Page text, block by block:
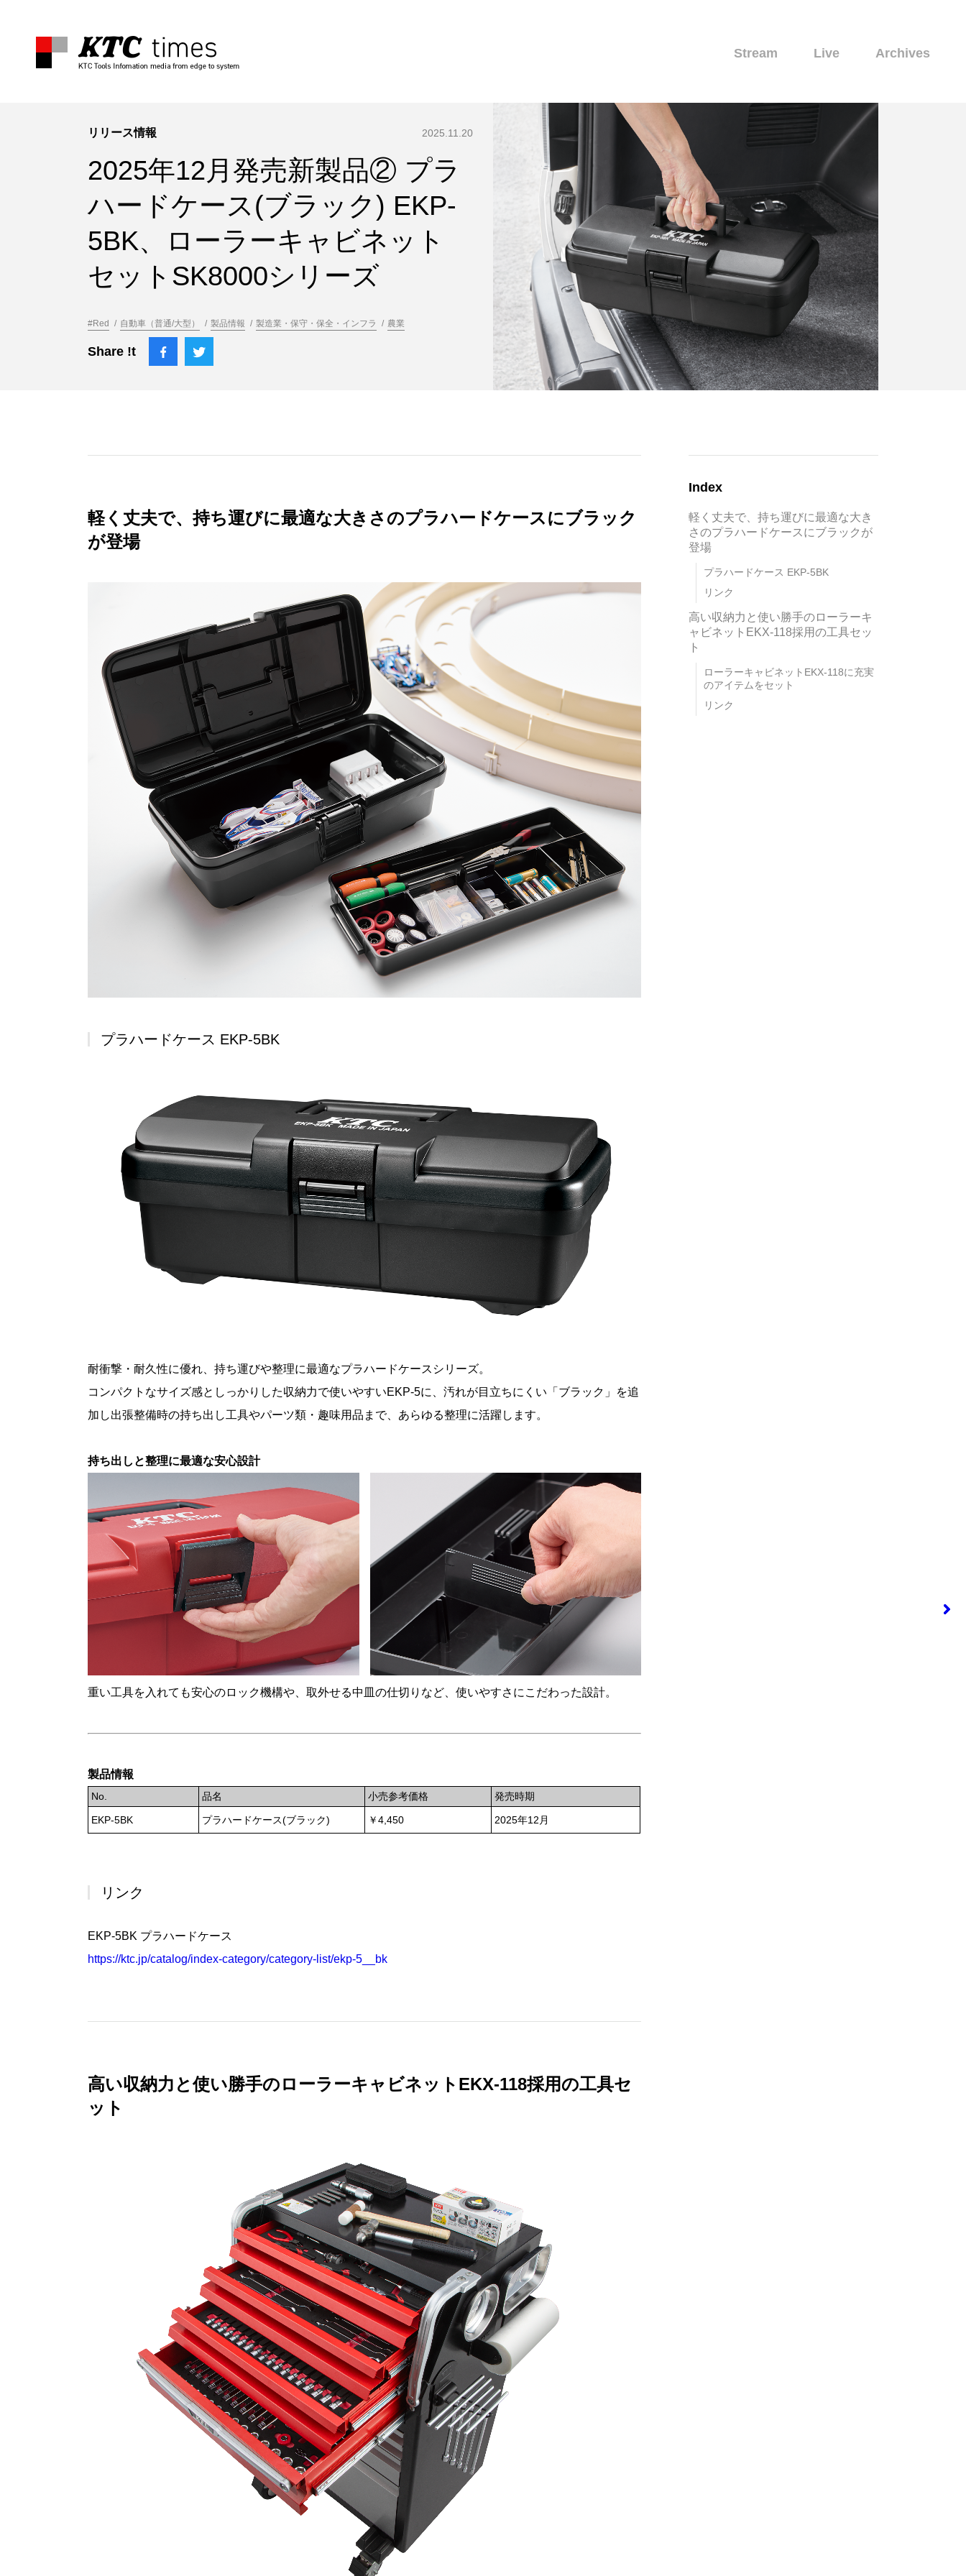
Stream Live Archives
リリース情報 2025.11.20
2025年12月発売新製品② プラ
ハードケース(ブラック) EKP-
5BK、ローラーキャビネット
セットSK8000シリーズ
#Red 自動車（普通/大型） 製品情報 製造業・保守・保全・インフラ 農業
Share !t
Index
軽く丈夫で、持ち運びに最適な大き
さのプラハードケースにブラックが
登場
プラハードケース EKP-5BK
リンク
高い収納力と使い勝手のローラーキ
ャビネットEKX-118採用の工具セッ
ト
ローラーキャビネットEKX-118に充実
のアイテムをセット
リンク
軽く丈夫で、持ち運びに最適な大きさのプラハードケースにブラック
が登場
プラハードケース EKP-5BK
耐衝撃・耐久性に優れ、持ち運びや整理に最適なプラハードケースシリーズ。
コンパクトなサイズ感としっかりした収納力で使いやすいEKP-5に、汚れが目立ちにくい「ブラック」を追
加し出張整備時の持ち出し工具やパーツ類・趣味用品まで、あらゆる整理に活躍します。
持ち出しと整理に最適な安心設計
重い工具を入れても安心のロック機構や、取外せる中皿の仕切りなど、使いやすさにこだわった設計。
製品情報
No. 品名 小売参考価格 発売時期
EKP-5BK プラハードケース(ブラック) ￥4,450 2025年12月
リンク
EKP-5BK プラハードケース
https://ktc.jp/catalog/index-category/category-list/ekp-5__bk
高い収納力と使い勝手のローラーキャビネットEKX-118採用の工具セ
ット